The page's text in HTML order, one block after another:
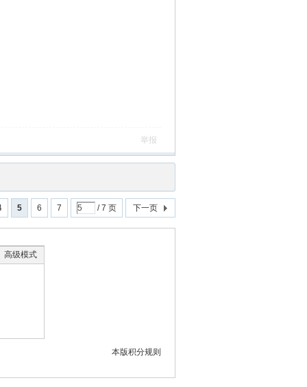
举报
5 6 7 / 7 页 下一页
高级模式
本版积分规则